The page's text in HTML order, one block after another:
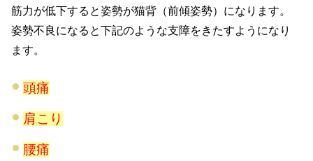
筋力が低下すると姿勢が猫背（前傾姿勢）になります。
姿勢不良になると下記のような支障をきたすようになり
ます。
頭痛
肩こり
腰痛